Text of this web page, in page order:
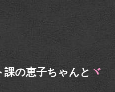
の恵子ちゃんと ヾ